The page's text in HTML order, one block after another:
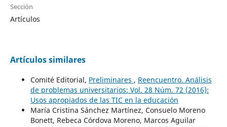
Sección
Artículos
Artículos similares
Comité Editorial, Preliminares , Reencuentro. Análisis
de problemas universitarios: Vol. 28 Núm. 72 (2016):
Usos apropiados de las TIC en la educación
María Cristina Sánchez Martínez, Consuelo Moreno
Bonett, Rebeca Córdova Moreno, Marcos Aguilar